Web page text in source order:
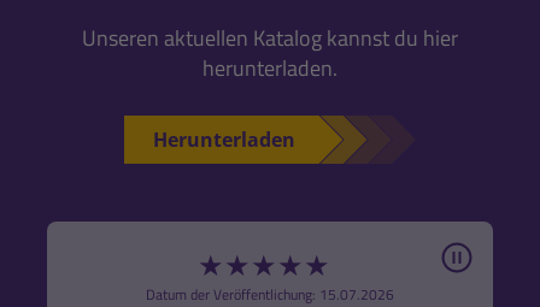
Unseren aktuellen Katalog kannst du hier
herunterladen.
Herunterladen
★★★★★
Datum der Veröffentlichung: 15.07.2026
Pause